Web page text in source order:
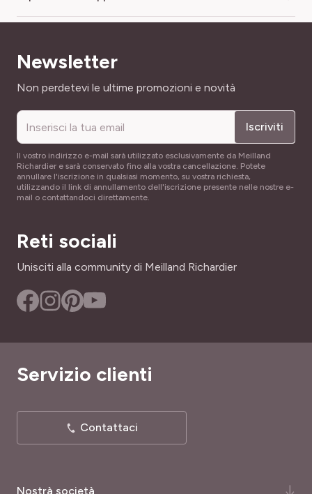
1 cm
FOGLIAME
Rosmarino
PROFUMO
Privo di profumo
PORTAMENTO
Arbustivo, Cespuglio
7405
Moderata
DENSITÀ DI IMPIANTO
1/m2
FACILITÀ DI COLTIVAZIONE
Di facile coltivazione
ALTEZZA A MATURITÀ
INTERESSE DECORATIVO
LARGHEZZA ADULTA
1.50 m
Newsletter
Indirizzo email
Non perdetevi le ultime promozioni e novità
Iscriviti
Il vostro indirizzo e-mail sarà utilizzato esclusivamente da Meilland
Richardier e sarà conservato fino alla vostra cancellazione. Potete
annullare l'iscrizione in qualsiasi momento, su vostra richiesta,
utilizzando il link di annullamento dell'iscrizione presente nelle nostre e-
mail o contattandoci direttamente.
Reti sociali
Unisciti alla community di Meilland Richardier
Nostrà società
Servizio clienti
Contattaci